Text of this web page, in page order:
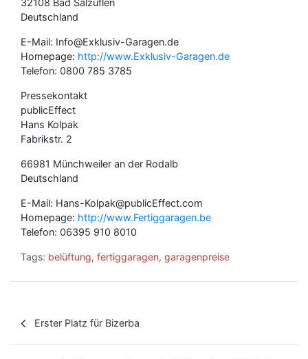
32108 Bad Salzuflen
Deutschland
E-Mail: Info@Exklusiv-Garagen.de
Homepage: http://www.Exklusiv-Garagen.de
Telefon: 0800 785 3785
Pressekontakt
publicEffect
Hans Kolpak
Fabrikstr. 2
66981 Münchweiler an der Rodalb
Deutschland
E-Mail: Hans-Kolpak@publicEffect.com
Homepage: http://www.Fertiggaragen.be
Telefon: 06395 910 8010
Tags: belüftung, fertiggaragen, garagenpreise
Erster Platz für Bizerba